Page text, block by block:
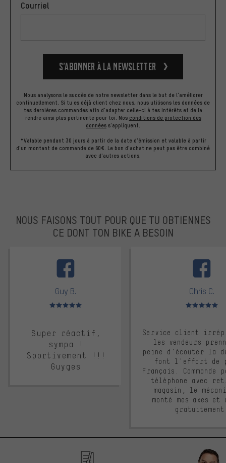
Courriel
S’abonner à la newsletter
Nous analysons le succès de notre newsletter dans le but de l'améliorer
continuellement. Si tu es déjà client chez nous, nous utilisons les données de
tes dernières commandes afin d'adapter celle-ci à tes intérêts et de la
rendre ainsi plus pertinente pour toi. Nos conditions de protection des
données s'appliquent.
*Valable pendant 30 jours à partir de la date d'émission et valable à partir
d'un montant de commande de 60€. Le bon d'achat ne peut pas être combiné
avec d'autres actions.
NOUS FAISONS TOUT POUR QUE TU OBTIENNES
CE DONT TON BIKE A BESOIN
Guy B.
Note moyenne : 5 sur 5
Super réactif,
sympa !
Sportivement !!!
Guyges
Chris C.
Note moyenne :
Service client
les vendeurs
peine d'écouter la
font l'effort de
Français. Commande
téléphone avec
magasin, le
monté mes axes et